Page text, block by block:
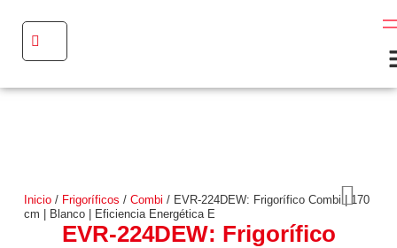
Inicio/ Frigoríficos / Combi / EVR-224DEW: Frigorífico Combi | 170
cm | Blanco | Eficiencia Energética E
EVR-224DEW: Frigorífico